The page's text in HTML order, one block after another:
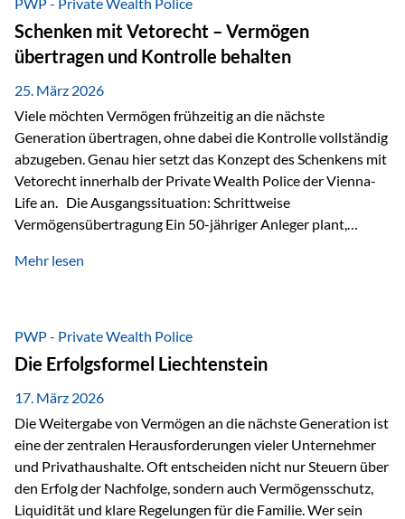
Staatsfinanzierung: Liechtenstein weist keine
Staatsschulden auf, und der Schutz der wirtschaftlichen
Interessen der Bevölkerung ist in der Verfassung verankert.
Besonders hervorzuheben ist hierbei Artikel 14 der
liechtensteinischen Verfassung. Darin…
Schenken mit Vetorecht – Vermögen
übertragen und Kontrolle behalten
25. März 2026
Viele möchten Vermögen frühzeitig an die nächste
Generation übertragen, ohne dabei die Kontrolle vollständig
abzugeben. Genau hier setzt das Konzept des Schenkens mit
Vetorecht innerhalb der Private Wealth Police der Vienna-
Life an. Die Ausgangssituation: Schrittweise
Vermögensübertragung Ein 50-jähriger Anleger plant,
der steuerliche Freibetrag optimal genutzt werden, sondern
strukturierte, langfristige Vermögensübertragung, ohne die
Kontrolle vollständig aus der Hand zu geben. Die Lösung:
Abschmelzung mit Vetorecht Die Umsetzung erfolgt über die
Private Wealth Police…
Mehr lesen
PWP - Private Wealth Police
Die Erfolgsformel Liechtenstein
17. März 2026
Die Weitergabe von Vermögen an die nächste Generation ist
eine der zentralen Herausforderungen vieler Unternehmer
und Privathaushalte. Oft entscheiden nicht nur Steuern über
den Erfolg der Nachfolge, sondern auch Vermögensschutz,
Liquidität und klare Regelungen für die Familie. Wer sein